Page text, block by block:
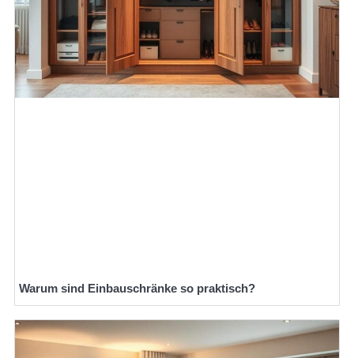
Warum sind Einbauschränke so praktisch?